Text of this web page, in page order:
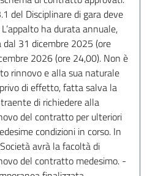
del Disciplinare di gara deve
ha durata annuale,
dal 31 dicembre 2025 (ore
2026 (ore 24,00). Non è
rinnovo e alla sua naturale
di effetto, fatta salva la
di richiedere alla
del contratto per ulteriori
condizioni in corso. In
avrà la facoltà di
del contratto medesimo. -